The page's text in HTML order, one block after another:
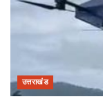
उत्तराखंड